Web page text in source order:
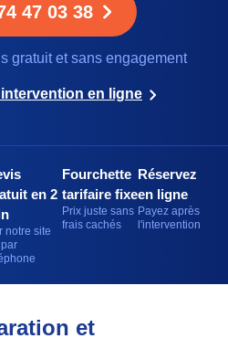
47 03 38
gratuit et sans engagement
en ligne
en 2
notre site
Fourchette
tarifaire fixe
Prix juste sans
frais cachés
Réservez
en ligne
Payez après
l'intervention
et